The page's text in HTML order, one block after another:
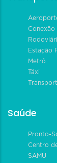
Estação
Metrô
Táxi
Saúde
Pronto-
Centro
SAMU